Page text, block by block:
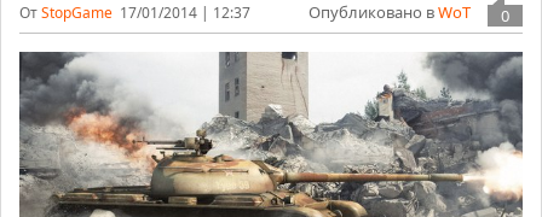
ОтStopGame 17/01/2014 | 12:37 0
Опубликовано вWoT